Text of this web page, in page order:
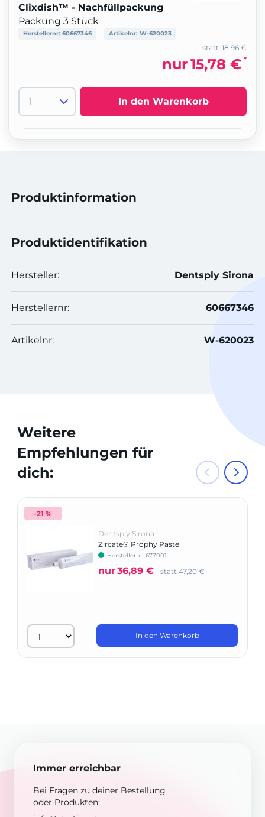
Clixdish™ - Nachfüllpackung
Packung 3 Stück
Herstellernr: 60667346 Artikelnr: W-620023
18,96 €
statt
nur15,78 € *
In den Warenkorb
Produktinformation
Produktidentifikation
Hersteller: Dentsply Sirona
Herstellernr: 60667346
Artikelnr: W-620023
Weitere
Empfehlungen für
dich:
-21 %
Dentsply Sirona
Zircate® Prophy Paste
Herstellernr: 677001
nur36,89 € statt 47,20 €
In den Warenkorb
Immer erreichbar
Bei Fragen zu deiner Bestellung
oder Produkten: